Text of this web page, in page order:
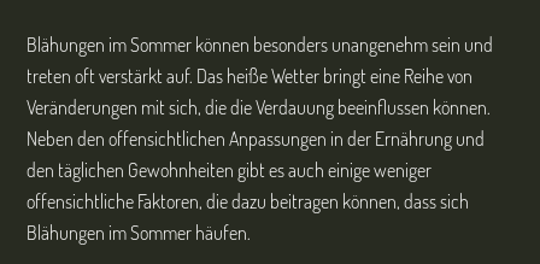
Blähungen im Sommer können besonders unangenehm sein und
treten oft verstärkt auf. Das heiße Wetter bringt eine Reihe von
Veränderungen mit sich, die die Verdauung beeinflussen können.
Neben den offensichtlichen Anpassungen in der Ernährung und
den täglichen Gewohnheiten gibt es auch einige weniger
offensichtliche Faktoren, die dazu beitragen können, dass sich
Blähungen im Sommer häufen.